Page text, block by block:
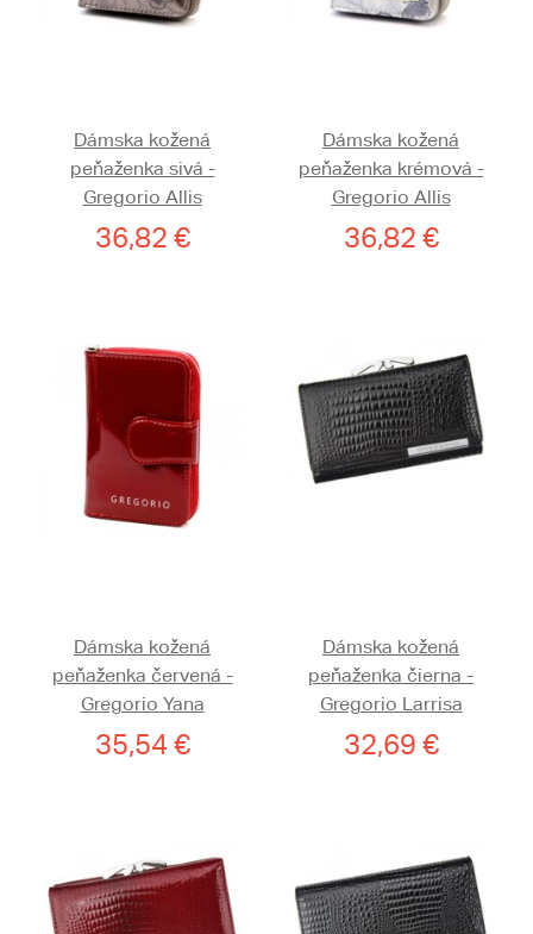
Dámska kožená
peňaženka sivá -
Gregorio Allis
36,82 €
Dámska kožená
peňaženka krémová -
Gregorio Allis
36,82 €
Dámska kožená
peňaženka červená -
Gregorio Yana
35,54 €
Dámska kožená
peňaženka čierna -
Gregorio Larrisa
32,69 €